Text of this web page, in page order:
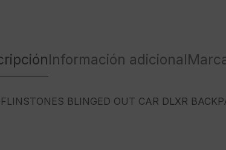
Información adicional
BLINGED OUT CAR DLXR